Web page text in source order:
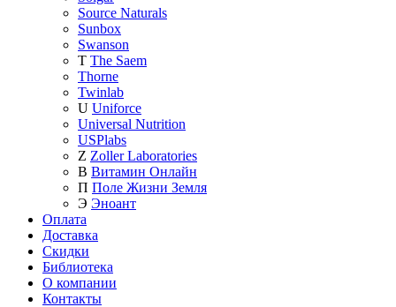
Source Naturals
Sunbox
Swanson
T The Saem
Thorne
Twinlab
U Uniforce
Universal Nutrition
USPlabs
Z Zoller Laboratories
В Витамин Онлайн
П Поле Жизни Земля
Э Эноант
Оплата
Доставка
Скидки
Библиотека
О компании
Контакты